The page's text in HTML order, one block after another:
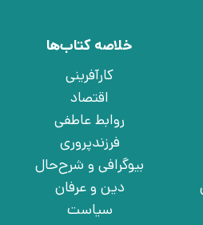
خلاصه کتاب‌ها
کارآفرینی
اقتصاد
روابط عاطفی
فرزندپروری
بیوگرافی و شرح‌حال
دین و عرفان
سیاست